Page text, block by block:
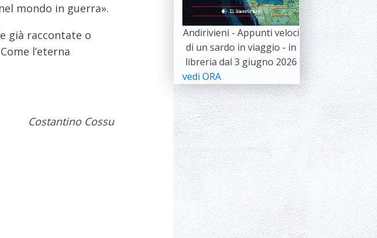
mondo in guerra».
già raccontate o
l’eterna
Costantino Cossu
Andirivieni - Appunti veloci
di un sardo in viaggio - in
libreria dal 3 giugno 2026
vedi ORA